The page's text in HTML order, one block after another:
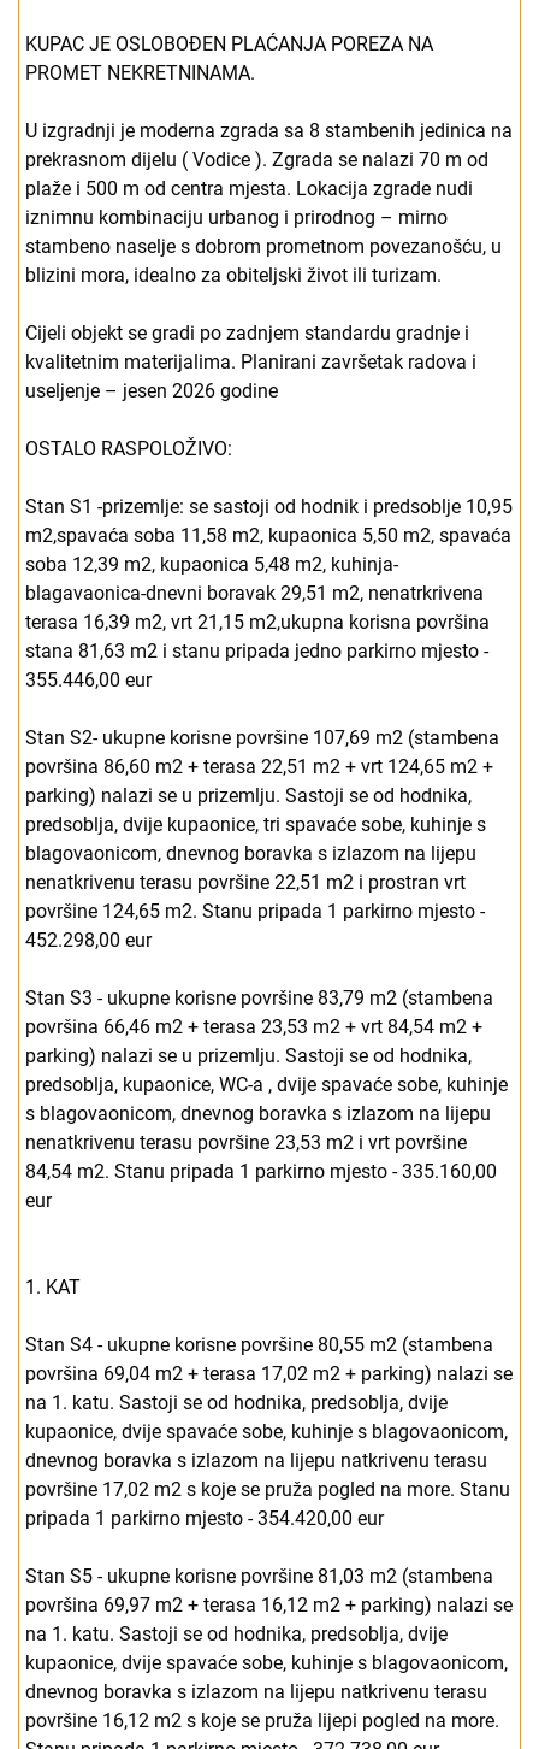
KUPAC JE OSLOBOĐEN PLAĆANJA POREZA NA
PROMET NEKRETNINAMA.
U izgradnji je moderna zgrada sa 8 stambenih jedinica na
prekrasnom dijelu ( Vodice ). Zgrada se nalazi 70 m od
plaže i 500 m od centra mjesta. Lokacija zgrade nudi
iznimnu kombinaciju urbanog i prirodnog – mirno
stambeno naselje s dobrom prometnom povezanošću, u
blizini mora, idealno za obiteljski život ili turizam.
Cijeli objekt se gradi po zadnjem standardu gradnje i
kvalitetnim materijalima. Planirani završetak radova i
useljenje – jesen 2026 godine
OSTALO RASPOLOŽIVO:
Stan S1 -prizemlje: se sastoji od hodnik i predsoblje 10,95
m2,spavaća soba 11,58 m2, kupaonica 5,50 m2, spavaća
soba 12,39 m2, kupaonica 5,48 m2, kuhinja-
blagavaonica-dnevni boravak 29,51 m2, nenatrkrivena
terasa 16,39 m2, vrt 21,15 m2,ukupna korisna površina
stana 81,63 m2 i stanu pripada jedno parkirno mjesto -
355.446,00 eur
Stan S2- ukupne korisne površine 107,69 m2 (stambena
površina 86,60 m2 + terasa 22,51 m2 + vrt 124,65 m2 +
parking) nalazi se u prizemlju. Sastoji se od hodnika,
predsoblja, dvije kupaonice, tri spavaće sobe, kuhinje s
blagovaonicom, dnevnog boravka s izlazom na lijepu
nenatkrivenu terasu površine 22,51 m2 i prostran vrt
površine 124,65 m2. Stanu pripada 1 parkirno mjesto -
452.298,00 eur
Stan S3 - ukupne korisne površine 83,79 m2 (stambena
površina 66,46 m2 + terasa 23,53 m2 + vrt 84,54 m2 +
parking) nalazi se u prizemlju. Sastoji se od hodnika,
predsoblja, kupaonice, WC-a , dvije spavaće sobe, kuhinje
s blagovaonicom, dnevnog boravka s izlazom na lijepu
nenatkrivenu terasu površine 23,53 m2 i vrt površine
84,54 m2. Stanu pripada 1 parkirno mjesto - 335.160,00
eur
1. KAT
Stan S4 - ukupne korisne površine 80,55 m2 (stambena
površina 69,04 m2 + terasa 17,02 m2 + parking) nalazi se
na 1. katu. Sastoji se od hodnika, predsoblja, dvije
kupaonice, dvije spavaće sobe, kuhinje s blagovaonicom,
dnevnog boravka s izlazom na lijepu natkrivenu terasu
površine 17,02 m2 s koje se pruža pogled na more. Stanu
pripada 1 parkirno mjesto - 354.420,00 eur
Stan S5 - ukupne korisne površine 81,03 m2 (stambena
površina 69,97 m2 + terasa 16,12 m2 + parking) nalazi se
na 1. katu. Sastoji se od hodnika, predsoblja, dvije
kupaonice, dvije spavaće sobe, kuhinje s blagovaonicom,
dnevnog boravka s izlazom na lijepu natkrivenu terasu
površine 16,12 m2 s koje se pruža lijepi pogled na more.